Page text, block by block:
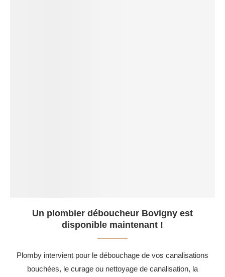
Un plombier déboucheur Bovigny est
disponible maintenant !
Plomby intervient pour le débouchage de vos canalisations
bouchées, le curage ou nettoyage de canalisation, la